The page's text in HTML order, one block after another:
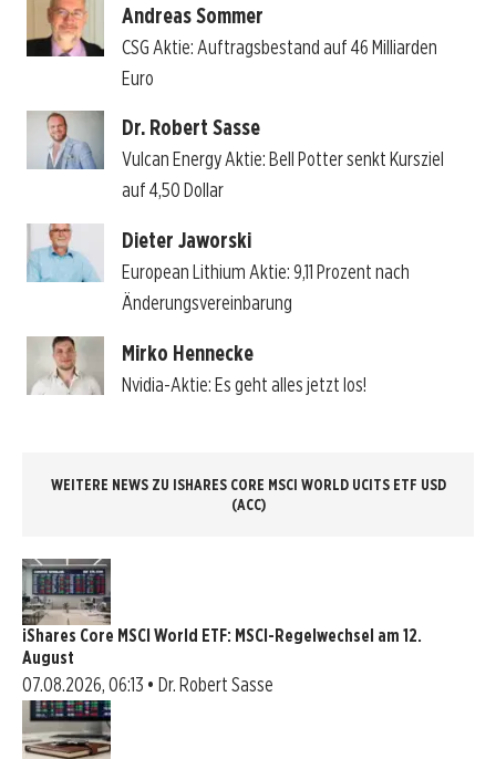
Andreas Sommer
CSG Aktie: Auftragsbestand auf 46 Milliarden
Euro
Dr. Robert Sasse
Vulcan Energy Aktie: Bell Potter senkt Kursziel
auf 4,50 Dollar
Dieter Jaworski
European Lithium Aktie: 9,11 Prozent nach
Änderungsvereinbarung
Mirko Hennecke
Nvidia-Aktie: Es geht alles jetzt los!
WEITERE NEWS ZU ISHARES CORE MSCI WORLD UCITS ETF USD
(ACC)
iShares Core MSCI World ETF: MSCI-Regelwechsel am 12.
August
07.08.2026, 06:13 • Dr. Robert Sasse